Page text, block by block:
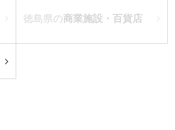
徳島県の商業施設・百貨店